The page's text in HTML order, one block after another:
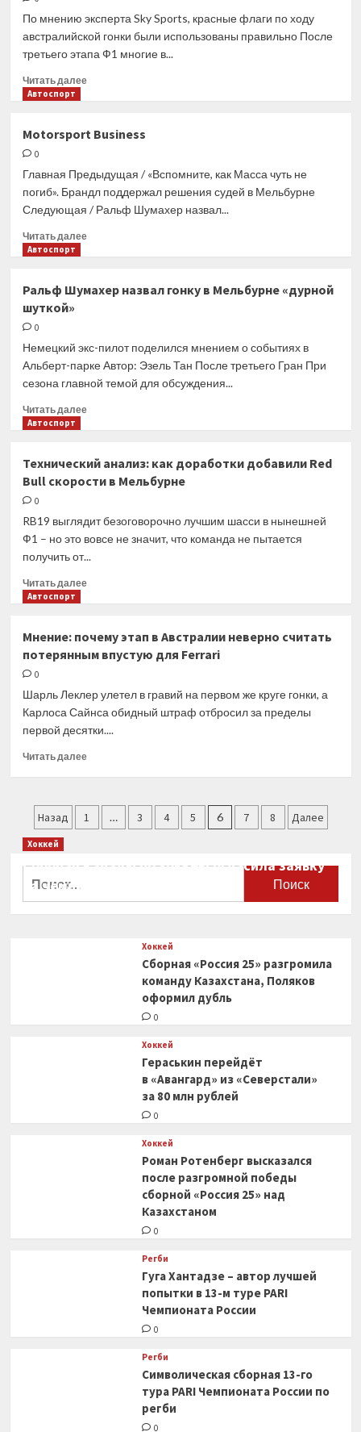
чтобы
поддержать
брата
По мнению эксперта Sky Sports, красные флаги по ходу
австралийской гонки были использованы правильно После
третьего этапа Ф1 многие в...
Читать далееПрочитать
как
чуть
погиб».
Брандл
Мельбурне
Автоспорт
Motorsport Business
0
Главная Предыдущая / «Вспомните, как Масса чуть не
погиб». Брандл поддержал решения судей в Мельбурне
Следующая / Ральф Шумахер назвал...
Читать далееПрочитать
Business
Автоспорт
Ральф Шумахер назвал гонку в Мельбурне «дурной
шуткой»
0
Немецкий экс-пилот поделился мнением о событиях в
Альберт-парке Автор: Эзель Тан После третьего Гран При
сезона главной темой для обсуждения...
Читать далееПрочитать
Шумахер
назвал
Мельбурне
«дурной
шуткой»
Автоспорт
Технический анализ: как доработки добавили Red
Bull скорости в Мельбурне
0
RB19 выглядит безоговорочно лучшим шасси в нынешней
Ф1 – но это вовсе не значит, что команда не пытается
получить от...
Читать далееПрочитать
анализ:
как
Red
Bull
скорости
Автоспорт
Мнение: почему этап в Австралии неверно считать
потерянным впустую для Ferrari
0
Шарль Леклер улетел в гравий на первом же круге гонки, а
Карлоса Сайнса обидный штраф отбросил за пределы
первой десятки....
Читать далееПрочитать
почему
этап
Пагинация
записей
Назад 1 … 3 4 5 6 7 8 Далее
Хоккей
Сборная Канады по хоккею огласила заявку
на чемпионат мира
Хоккей
Сборная «Россия 25» разгромила
команду Казахстана, Поляков
оформил дубль
0
Хоккей
Гераськин перейдёт
в «Авангард» из «Северстали»
за 80 млн рублей
0
Хоккей
Роман Ротенберг высказался
после разгромной победы
сборной «Россия 25» над
Казахстаном
0
Регби
Гуга Хантадзе – автор лучшей
попытки в 13-м туре PARI
Чемпионата России
0
Регби
Символическая сборная 13-го
тура PARI Чемпионата России по
регби
0